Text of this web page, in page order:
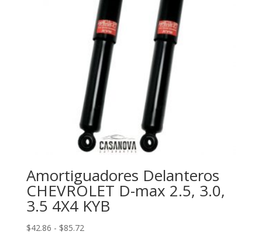
Amortiguadores Delanteros
CHEVROLET D-max 2.5, 3.0,
3.5 4X4 KYB
$42.86 - $85.72Rango